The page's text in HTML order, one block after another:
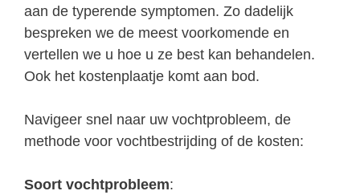
aan de typerende symptomen. Zo dadelijk
bespreken we de meest voorkomende en
vertellen we u hoe u ze best kan behandelen.
Ook het kostenplaatje komt aan bod.
Navigeer snel naar uw vochtprobleem, de
methode voor vochtbestrijding of de kosten:
Soort vochtprobleem: